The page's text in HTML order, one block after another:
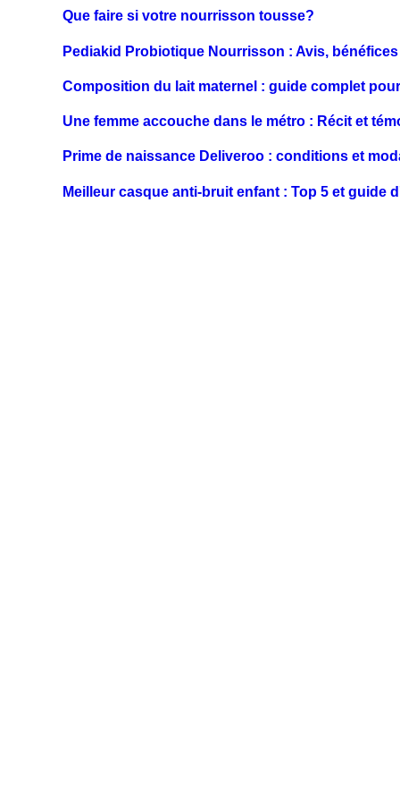
Que faire si votre nourrisson tousse?
Pediakid Probiotique Nourrisson : Avis,
Composition du lait maternel : guide complet
Une femme accouche dans le métro : Récit et
Prime de naissance Deliveroo : conditions et
Meilleur casque anti-bruit enfant : Top 5 et guide